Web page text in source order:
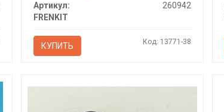
Артикул:
260942
FRENKIT
КУПИТЬ Код: 13771-38